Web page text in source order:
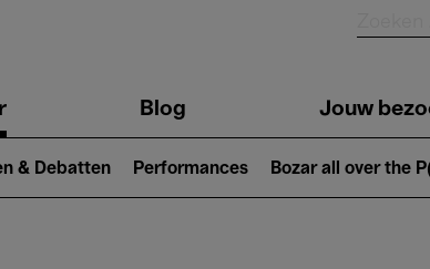
Blog Jouw
& Debatten Performances Bozar all over the